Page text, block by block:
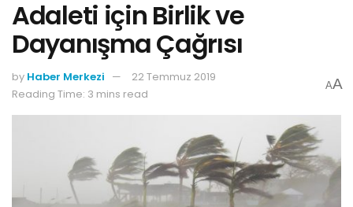
Adaleti için Birlik ve
Dayanışma Çağrısı
by Haber Merkezi
22 Temmuz 2019
Reading Time: 3 mins read
AA